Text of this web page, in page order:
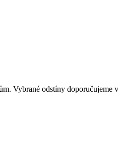
Vybrané odstíny